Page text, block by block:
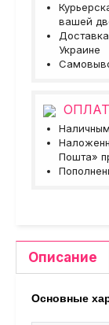
вашей
Украине
Пошта»
Описание
Основные